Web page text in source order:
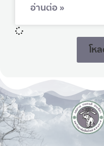
อ่านต่อ »
โห